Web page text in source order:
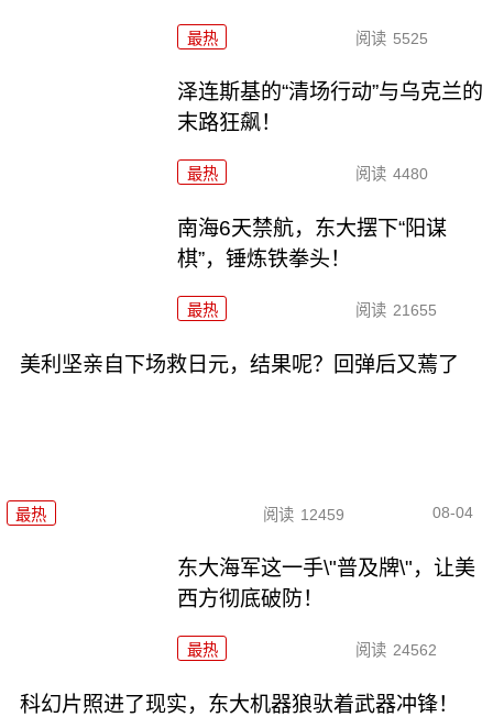
最热 阅读 5525
泽连斯基的“清场行动”与乌克兰的
末路狂飙！
最热 阅读 4480
南海6天禁航，东大摆下“阳谋
棋”，锤炼铁拳头！
最热 阅读 21655
美利坚亲自下场救日元，结果呢？回弹后又蔫了
最热 阅读 12459 08-04
东大海军这一手\"普及牌\"，让美
西方彻底破防！
最热 阅读 24562
科幻片照进了现实，东大机器狼驮着武器冲锋！